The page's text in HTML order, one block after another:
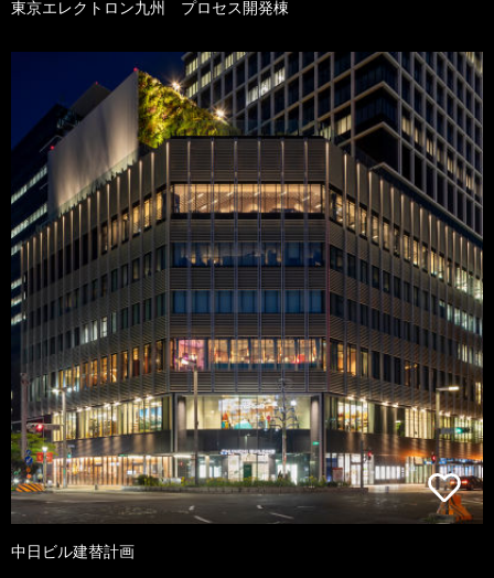
東京エレクトロン九州 プロセス開発棟
中日ビル建替計画